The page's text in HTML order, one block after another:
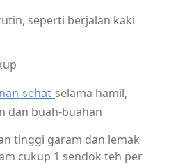
seperti berjalan kaki
sehat selama hamil,
dan buah-buahan
tinggi garam dan lemak
cukup 1 sendok teh per